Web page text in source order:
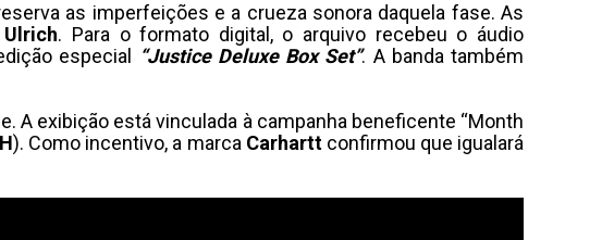
as imperfeições e a crueza sonora daquela fase. As
. Para o formato digital, o arquivo recebeu o áudio
especial
“Justice Deluxe Box Set”. A banda também
A exibição está vinculada à campanha beneficente “Month
). Como incentivo, a marca Carharttconfirmou que igualará